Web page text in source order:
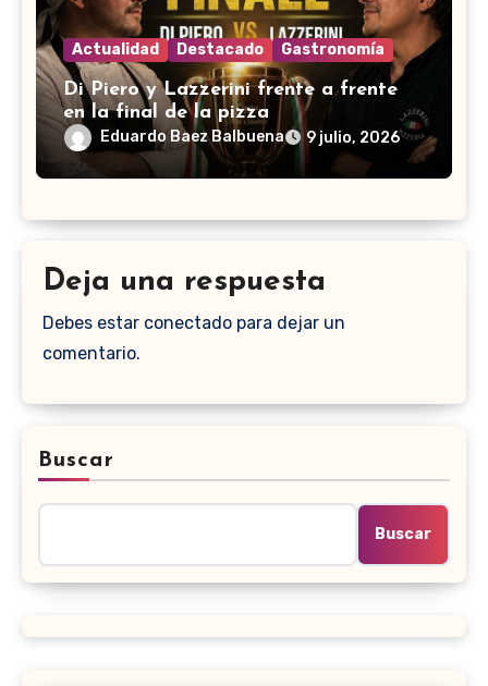
Actualidad Destacado Gastronomía
Di Piero y Lazzerini frente a frente
en la final de la pizza
Eduardo Baez Balbuena 9 julio, 2026
Deja una respuesta
Debes estar conectado para dejar un
comentario.
Buscar
Buscar